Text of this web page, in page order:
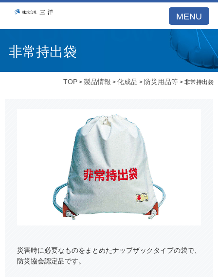
MENU
非常持出袋
TOP >製品情報 >化成品 > 防災用品等 > 非常持出袋
災害時に必要なものをまとめたナップザックタイプの袋で、
防災協会認定品です。